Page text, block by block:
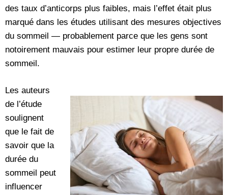
des taux d’anticorps plus faibles, mais l’effet était plus
marqué dans les études utilisant des mesures objectives
du sommeil — probablement parce que les gens sont
notoirement mauvais pour estimer leur propre durée de
sommeil.
Les auteurs
de l’étude
soulignent
que le fait de
savoir que la
durée du
sommeil peut
influencer